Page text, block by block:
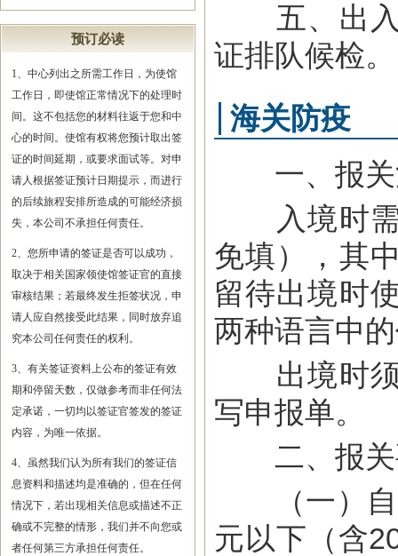
预订必读
1、中心列出之所需工作日，为使馆
工作日，即使馆正常情况下的处理时
间。这不包括您的材料往返于您和中
心的时间。使馆有权将您预计取出签
证的时间延期，或要求面试等。对申
请人根据签证预计日期提示，而进行
的后续旅程安排所造成的可能经济损
失，本公司不承担任何责任。
2、您所申请的签证是否可以成功，
取决于相关国家领使馆签证官的直接
审核结果；若最终发生拒签状况，申
请人应自然接受此结果，同时放弃追
究本公司任何责任的权利。
3、有关签证资料上公布的签证有效
期和停留天数，仅做参考而非任何法
定承诺，一切均以签证官签发的签证
内容，为唯一依据。
4、虽然我们认为所有我们的签证信
息资料和描述均是准确的，但在任何
情况下，若出现相关信息或描述不正
确或不完整的情形，我们并不向您或
者任何第三方承担任何责任。
五、出入
证排队候检。
海关防疫
一、报关
入境时需
免填），其
留待出境时
两种语言中
出境时须
写申报单。
二、报关
（一）自
元以下（含